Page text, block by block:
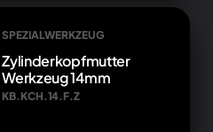
SPEZIALWERKZEUG
Zylinderkopfmutter
Werkzeug 14mm
KB.KCH.14.F.Z